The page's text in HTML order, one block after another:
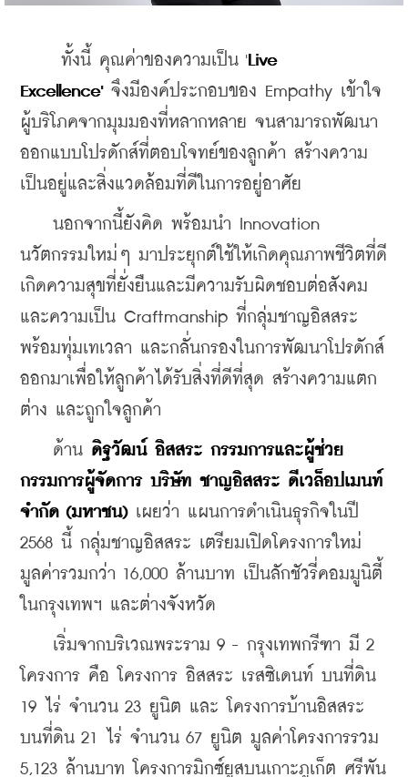
ทั้งนี้ คุณค่าของความเป็น 'Live
Excellence' จึงมีองค์ประกอบของ Empathy เข้าใจ
ผู้บริโภคจากมุมมองที่หลากหลาย จนสามารถพัฒนา
ออกแบบโปรดักส์ที่ตอบโจทย์ของลูกค้า สร้างความ
เป็นอยู่และสิ่งแวดล้อมที่ดีในการอยู่อาศัย
นอกจากนี้ยังคิด พร้อมนำ
Innovation
นวัตกรรมใหม่ๆ มาประยุกต์ใช้ให้เกิดคุณภาพชีวิตที่ดี
เกิดความสุขที่ยั่งยืนและมีความรับผิดชอบต่อสังคม
และความเป็น Craftmanship ที่กลุ่มชาญอิสสระ
พร้อมทุ่มเทเวลา และกลั่นกรองในการพัฒนาโปรดักส์
ออกมาเพื่อให้ลูกค้าได้รับสิ่งที่ดีที่สุด สร้างความแตก
ต่าง และถูกใจลูกค้า
ด้าน ดิฐวัฒน์ อิสสระ กรรมการและผู้ช่วย
กรรมการผู้จัดการ บริษัท ชาญอิสสระ ดีเวล็อปเมนท์
จำกัด (มหาชน) เผยว่า แผนการดำเนินธุรกิจในปี
2568 นี้ กลุ่มชาญอิสสระ เตรียมเปิดโครงการใหม่
มูลค่ารวมกว่า 16,000 ล้านบาท เป็นลักชัวรี่คอมมูนิตี้
ในกรุงเทพฯ และต่างจังหวัด
เริ่มจากบริเวณพระราม 9 - กรุงเทพกรีฑา มี 2
โครงการ คือ โครงการ อิสสระ เรสซิเดนท์ บนที่ดิน
19 ไร่ จำนวน 23 ยูนิต และ โครงการบ้านอิสสระ
บนที่ดิน 21 ไร่ จำนวน 67 ยูนิต มูลค่าโครงการรวม
5,123 ล้านบาท โครงการมิกซ์ยูสบนเกาะภูเก็ต ศรีพัน